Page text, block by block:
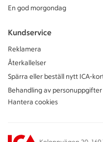
En god morgondag
Kundservice
Reklamera
Återkallelser
Spärra eller beställ nytt ICA-
Behandling av personuppgifter
Hantera cookies